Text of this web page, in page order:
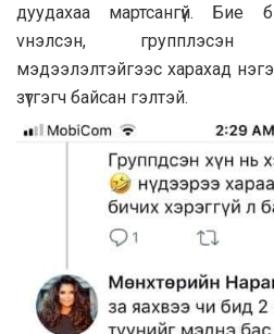
дуудахаа мартсангүй. Бие
vнэлсэн, групплэсэн
мэдээлэлтэйгээс харахад
зүтгэгч байсан гэлтэй.